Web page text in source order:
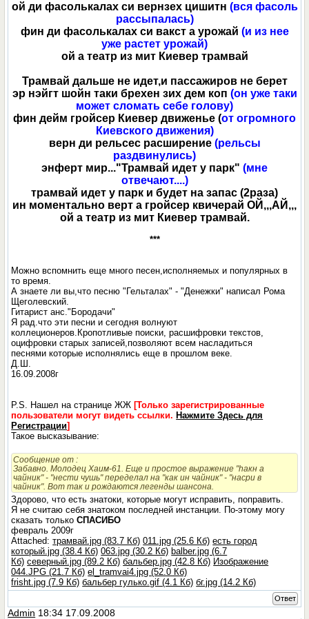
ой ди фасолькалах си вернзех цишитн (вся фасоль
рассыпалась)
фин ди фасолькалах си вакст а урожай (и из нее
уже растет урожай)
ой а театр из мит Киевер трамвай
Трамвай дальше не идет,и пассажиров не берет
эр нэйгт шойн таки брехен зих дем коп (он уже таки
может сломать себе голову)
фин дейм гройсер Киевер движенье (от огромного
Киевского движения)
верн ди рельсес расширение (рельсы
раздвинулись)
энферт мир..."Трамвай идет у парк" (мне
отвечают....)
трамвай идет у парк и будет на запас (2раза)
ин моментально верт а гройсер квичерай ОЙ,,,АЙ,,,
ой а театр из мит Киевер трамвай.
***
Можно вспомнить еще много песен,исполняемых и популярных в
то время.
А знаете ли вы,что песню "Гельталах" - "Денежки" написал Рома
Щеголевский.
Гитарист анс."Бородачи"
Я рад.что эти песни и сегодня волнуют
коллеционеров.Кропотливые поиски, расшифровки текстов,
оцифровки старых записей,позволяют всем насладиться
песнями которые исполнялись еще в прошлом веке.
Д.Ш.
16.09.2008г
P.S. Нашел на странице ЖЖ [Только зарегистрированные
пользователи могут видеть ссылки. Нажмите Здесь для
Регистрации]
Такое высказывание:
Сообщение от :
Забавно. Молодец Хаим-61. Еще и простое выражение "hакн а
чайник" - "нести чушь" переделал на "как ин чайник" - "насри в
чайник". Вот так и рождаются легенды шансона.
Здорово, что есть знатоки, которые могут исправить, поправить.
Я не считаю себя знатоком последней инстанции. По-этому могу
сказать толькоСПАСИБО
февраль 2009г
Attached:трамвай.jpg (83.7 Кб) 011.jpg (25.6 Кб) есть город
который.jpg (38.4 Кб) 063.jpg (30.2 Кб) balber.jpg (6.7
Кб) северный.jpg (89.2 Кб) бальбер.jpg (42.8 Кб) Изображение
044.JPG (21.7 Кб) el_tramvai4.jpg (52.0 Кб)
frisht.jpg (7.9 Кб) бальбер гулько.gif (4.1 Кб) бг.jpg (14.2 Кб)
Ответ
Admin 18:34 17.09.2008